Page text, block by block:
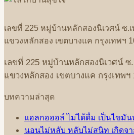
เลขที่ 225 หมู่บ้านหลักสองนิเวศน์ ซ.
แขวงหลักสอง เขตบางแค กรุงเทพฯ
เลขที่ 225 หมู่บ้านหลักสองนิเวศน์ ซ.
แขวงหลักสอง เขตบางแค กรุงเทพฯ
บทความล่าสุด
แอลกอฮอล์ ไม่ได้ดื่ม เป็นไขมัน
นอนไม่หลับ หลับไม่สนิท เกิดจา